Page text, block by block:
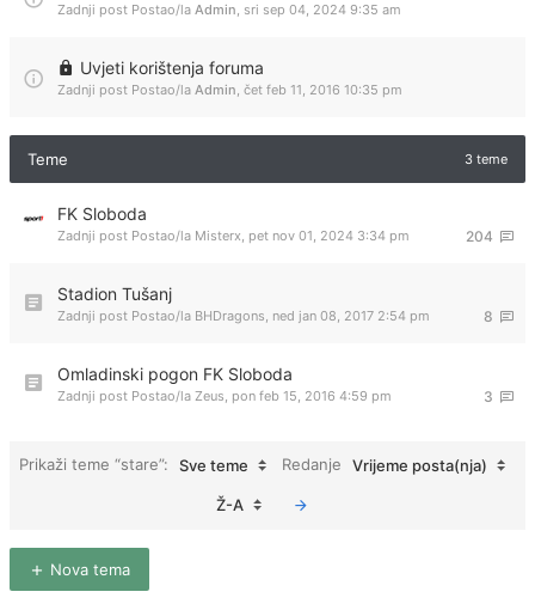
Zadnji post Postao/la Admin, sri sep 04, 2024 9:35 am
Uvjeti korištenja foruma
Zadnji post Postao/la Admin, čet feb 11, 2016 10:35 pm
Teme 3 teme
FK Sloboda
204
Zadnji post Postao/la Misterx, pet nov 01, 2024 3:34 pm
Stadion Tušanj
8
Zadnji post Postao/la BHDragons, ned jan 08, 2017 2:54 pm
Omladinski pogon FK Sloboda
3
Zadnji post Postao/la Zeus, pon feb 15, 2016 4:59 pm
Prikaži teme “stare”: Sve teme Redanje Vrijeme posta(nja)
Ž-A
Nova tema